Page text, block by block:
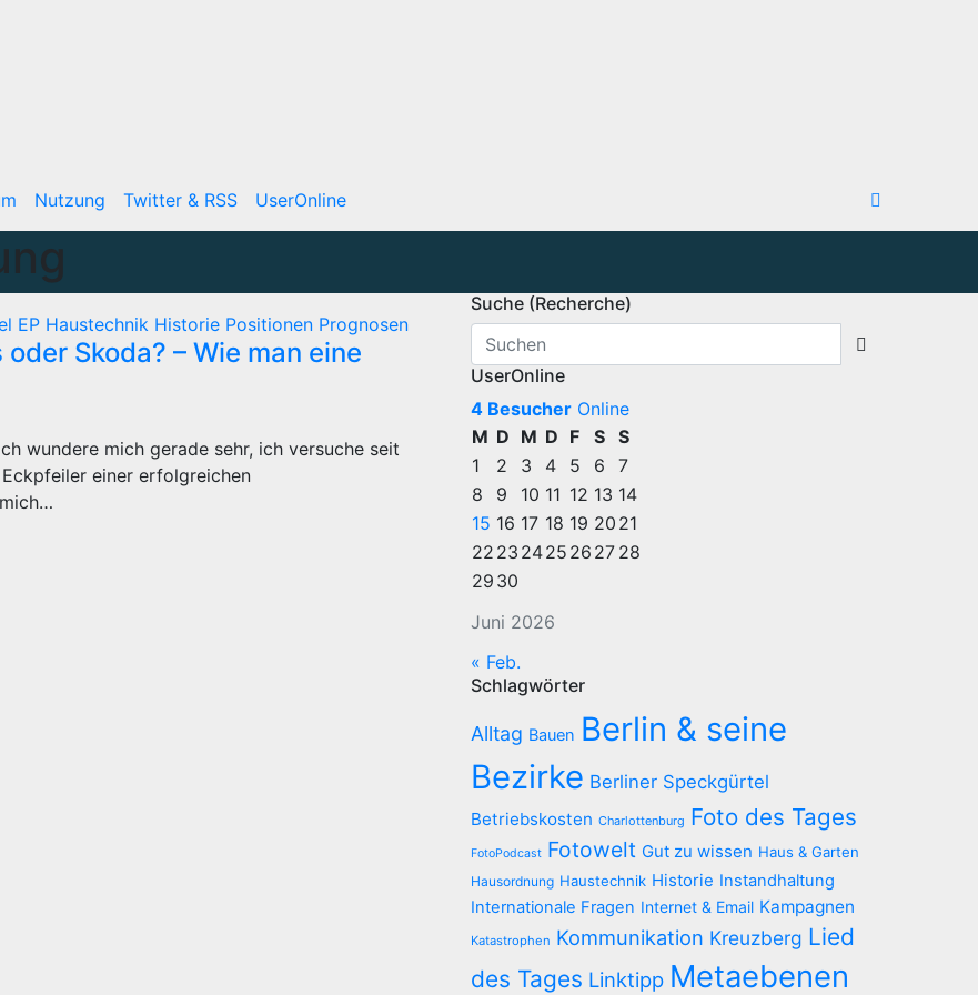
Nutzung Twitter & RSS UserOnline
EP Haustechnik Historie Positionen Prognosen
Skoda? – Wie man eine
wundere mich gerade sehr, ich versuche seit
einer erfolgreichen
Suche (Recherche)
UserOnline
4 Besucher Online
Juni 2026
M D M D F S S
1
2 3 4 5 6
7
8
9 10 11 12 13 14
15 16 17 18 19 20 21
22 23 2425 26 27 28
29 30
« Feb.
Schlagwörter
Alltag Bauen Berlin & seine
Bezirke Berliner Speckgürtel
Betriebskosten Charlottenburg Foto des Tages
FotoPodcast Fotowelt Gut zu wissen Haus & Garten
Hausordnung Haustechnik Historie Instandhaltung
Internationale Fragen Internet & Email Kampagnen
Katastrophen Kommunikation Kreuzberg Lied
des Tages Linktipp Metaebenen